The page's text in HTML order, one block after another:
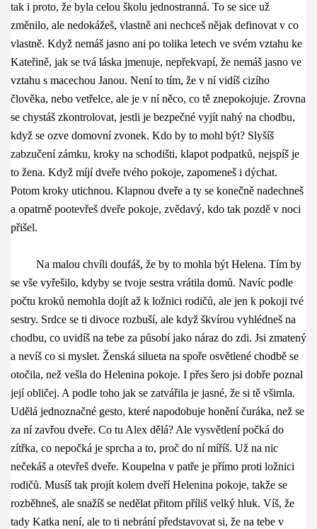
tak i proto, že byla celou školu jednostranná. To se sice už
změnilo, ale nedokážeš, vlastně ani nechceš nějak definovat v co
vlastně. Když nemáš jasno ani po tolika letech ve svém vztahu ke
Kateřině, jak se tvá láska jmenuje, nepřekvapí, že nemáš jasno ve
vztahu s macechou Janou. Není to tím, že v ní vidíš cizího
člověka, nebo vetřelce, ale je v ní něco, co tě znepokojuje. Zrovna
se chystáš zkontrolovat, jestli je bezpečné vyjít nahý na chodbu,
když se ozve domovní zvonek. Kdo by to mohl být? Slyšíš
zabzučení zámku, kroky na schodišti, klapot podpatků, nejspíš je
to žena. Když míjí dveře tvého pokoje, zapomeneš i dýchat.
Potom kroky utichnou. Klapnou dveře a ty se konečně nadechneš
a opatrně pootevřeš dveře pokoje, zvědavý, kdo tak pozdě v noci
přišel.
Na malou chvíli doufáš, že by to mohla být Helena. Tím by
se vše vyřešilo, kdyby se tvoje sestra vrátila domů. Navíc podle
počtu kroků nemohla dojít až k ložnici rodičů, ale jen k pokoji tvé
sestry. Srdce se ti divoce rozbuší, ale když škvírou vyhlédneš na
chodbu, co uvidíš na tebe za působí jako náraz do zdi. Jsi zmatený
a nevíš co si myslet. Ženská silueta na spoře osvětlené chodbě se
otočila, než vešla do Helenina pokoje. I přes šero jsi dobře poznal
její obličej. A podle toho jak se zatvářila je jasné, že si tě všimla.
Udělá jednoznačné gesto, které napodobuje honění čuráka, než se
za ní zavřou dveře. Co tu Alex dělá? Ale vysvětlení počká do
zítřka, co nepočká je sprcha a to, proč do ní míříš. Už na nic
nečekáš a otevřeš dveře. Koupelna v patře je přímo proti ložnici
rodičů. Musíš tak projít kolem dveří Helenina pokoje, takže se
rozběhneš, ale snažíš se nedělat přitom příliš velký hluk. Víš, že
tady Katka není, ale to ti nebrání představovat si, že na tebe v